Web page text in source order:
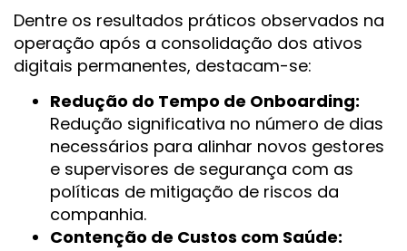
Dentre os resultados práticos observados na
operação após a consolidação dos ativos
digitais permanentes, destacam-se:
Redução do Tempo de Onboarding:
Redução significativa no número de dias
necessários para alinhar novos gestores
e supervisores de segurança com as
políticas de mitigação de riscos da
companhia.
Contenção de Custos com Saúde: